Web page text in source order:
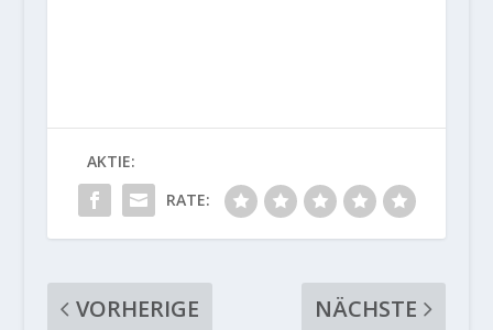
AKTIE:
RATE:
VORHERIGE
NÄCHSTE